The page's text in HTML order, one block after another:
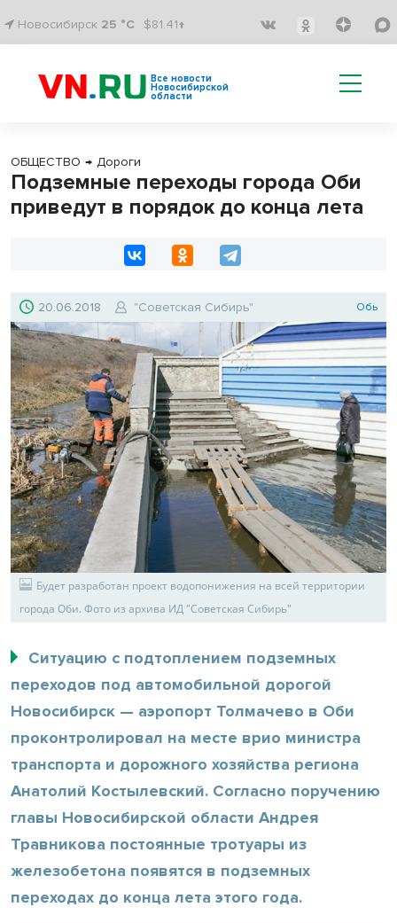
Новосибирск 25 °C $81.41↑
Все новости
Новосибирской
области
ОБЩЕСТВО → Дороги
Подземные переходы города Оби
приведут в порядок до конца лета
20.06.2018 "Советская Сибирь" Обь
Будет разработан проект водопонижения на всей территории
города Оби. Фото из архива ИД "Советская Сибирь"
Ситуацию с подтоплением подземных
переходов под автомобильной дорогой
Новосибирск — аэропорт Толмачево в Оби
проконтролировал на месте врио министра
транспорта и дорожного хозяйства региона
Анатолий Костылевский. Согласно поручению
главы Новосибирской области Андрея
Травникова постоянные тротуары из
железобетона появятся в подземных
переходах до конца лета этого года.